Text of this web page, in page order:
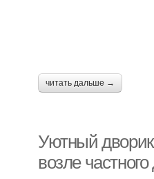
читать дальше →
Уютный
возле